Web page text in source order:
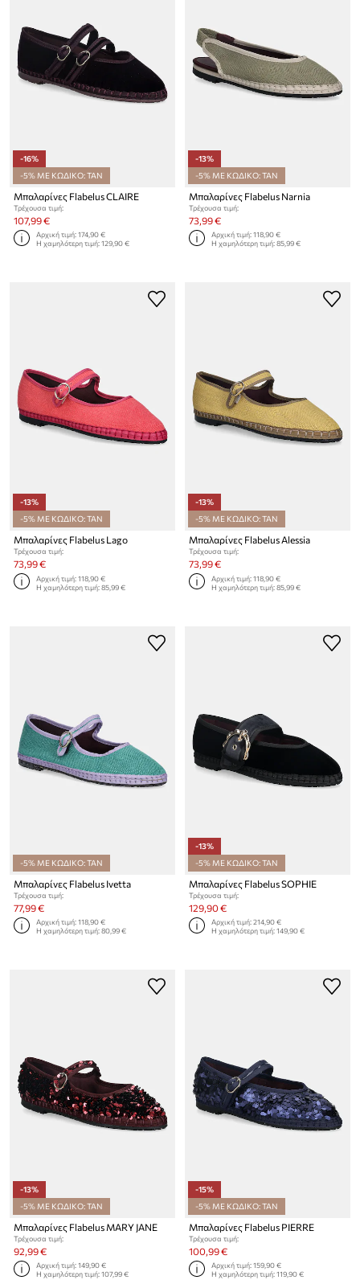
-16%
-5% ΜΕ ΚΩΔΙΚΟ: TAN
Μπαλαρίνες Flabelus CLAIRE
Τρέχουσα τιμή:
107,99 €
Αρχική τιμή:174,90 €
Η χαμηλότερη τιμή:129,90 €
-13%
-5% ΜΕ ΚΩΔΙΚΟ: TAN
Μπαλαρίνες Flabelus Narnia
Τρέχουσα τιμή:
73,99 €
Αρχική τιμή:118,90 €
Η χαμηλότερη τιμή:85,99 €
-13%
-5% ΜΕ ΚΩΔΙΚΟ: TAN
Μπαλαρίνες Flabelus Lago
Τρέχουσα τιμή:
73,99 €
Αρχική τιμή:118,90 €
Η χαμηλότερη τιμή:85,99 €
-13%
-5% ΜΕ ΚΩΔΙΚΟ: TAN
Μπαλαρίνες Flabelus Alessia
Τρέχουσα τιμή:
73,99 €
Αρχική τιμή:118,90 €
Η χαμηλότερη τιμή:85,99 €
-5% ΜΕ ΚΩΔΙΚΟ: TAN
Μπαλαρίνες Flabelus Ivetta
Τρέχουσα τιμή:
77,99 €
Αρχική τιμή:118,90 €
Η χαμηλότερη τιμή:80,99 €
-13%
-5% ΜΕ ΚΩΔΙΚΟ: TAN
Μπαλαρίνες Flabelus SOPHIE
Τρέχουσα τιμή:
129,90 €
Αρχική τιμή:214,90 €
Η χαμηλότερη τιμή:149,90 €
-13%
-5% ΜΕ ΚΩΔΙΚΟ: TAN
Μπαλαρίνες Flabelus MARY JANE
Τρέχουσα τιμή:
92,99 €
Αρχική τιμή:149,90 €
Η χαμηλότερη τιμή:107,99 €
-15%
-5% ΜΕ ΚΩΔΙΚΟ: TAN
Μπαλαρίνες Flabelus PIERRE
Τρέχουσα τιμή:
100,99 €
Αρχική τιμή:159,90 €
Η χαμηλότερη τιμή:119,90 €